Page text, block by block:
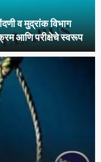
व मुद्रांक विभाग
आणि परीक्षेचे स्वरूप